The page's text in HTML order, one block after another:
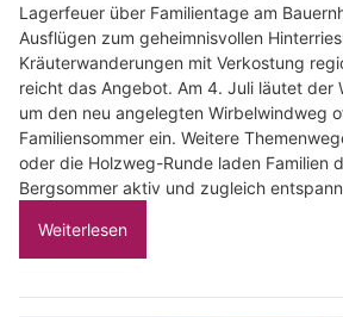
Lagerfeuer über Familientage am
Ausflügen zum geheimnisvollen
Kräuterwanderungen mit Verkostung
reicht das Angebot. Am 4. Juli läutet der
um den neu angelegten Wirbelwindweg
Familiensommer ein. Weitere
oder die Holzweg-Runde laden Familien
Bergsommer aktiv und zugleich
Weiterlesen